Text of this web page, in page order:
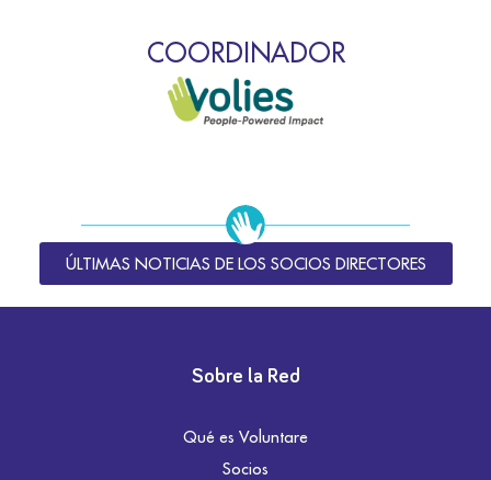
COORDINADOR
ÚLTIMAS NOTICIAS DE LOS SOCIOS DIRECTORES
Sobre la Red
Qué es Voluntare
Socios